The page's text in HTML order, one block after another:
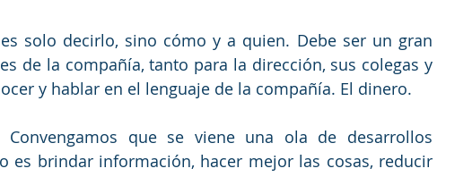
solo decirlo, sino cómo y a quien. Debe ser un gran
de la compañía, tanto para la dirección, sus colegas y
y hablar en el lenguaje de la compañía. El dinero.
Convengamos que se viene una ola de desarrollos
es brindar información, hacer mejor las cosas, reducir